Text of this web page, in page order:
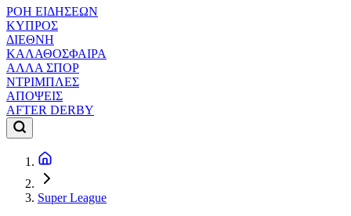
ΡΟΗ ΕΙΔΗΣΕΩΝ
ΚΥΠΡΟΣ
ΔΙΕΘΝΗ
ΚΑΛΑΘΟΣΦΑΙΡΑ
ΑΛΛΑ ΣΠΟΡ
ΝΤΡΙΜΠΛΕΣ
ΑΠΟΨΕΙΣ
AFTER DERBY
Super League